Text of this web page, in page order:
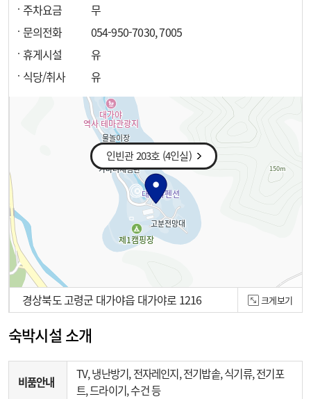
주차요금
무
문의전화
054-950-7030, 7005
휴게시설
유
식당/취사
유
인빈관 203호 (4인실)
100m
경상북도 고령군 대가야읍 대가야로 1216 크게보기
숙박시설 소개
비품안내
TV, 냉난방기, 전자레인지, 전기밥솥, 식기류, 전기포
트, 드라이기, 수건 등